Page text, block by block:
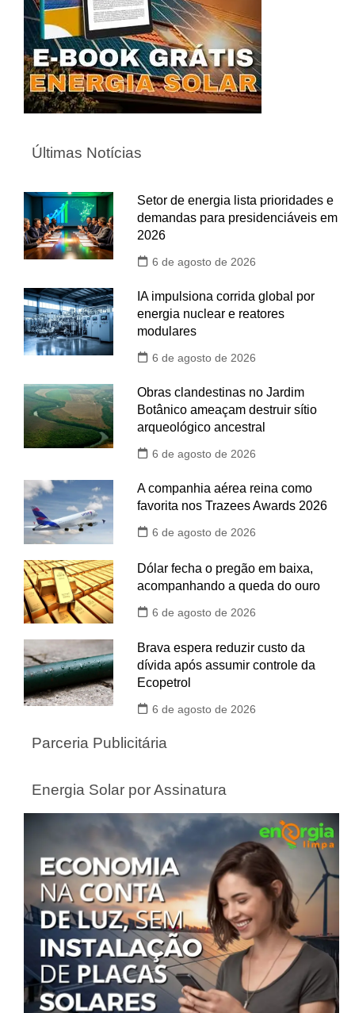
Últimas Notícias
Setor de energia lista prioridades e
demandas para presidenciáveis em
2026
6 de agosto de 2026
IA impulsiona corrida global por
energia nuclear e reatores
modulares
6 de agosto de 2026
Obras clandestinas no Jardim
Botânico ameaçam destruir sítio
arqueológico ancestral
6 de agosto de 2026
A companhia aérea reina como
favorita nos Trazees Awards 2026
6 de agosto de 2026
Dólar fecha o pregão em baixa,
acompanhando a queda do ouro
6 de agosto de 2026
Brava espera reduzir custo da
dívida após assumir controle da
Ecopetrol
6 de agosto de 2026
Parceria Publicitária
Energia Solar por Assinatura